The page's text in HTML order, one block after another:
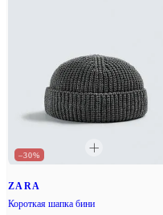
–30%
ZARA
Короткая шапка бини